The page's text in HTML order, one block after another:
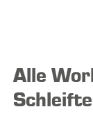
Alle